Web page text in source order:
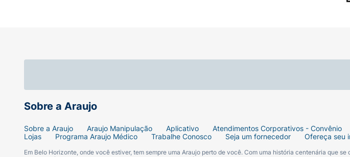
Sobre a Araujo
Sobre a Araujo Araujo Manipulação Aplicativo Atendimentos Corporativos - Convênio
Lojas
Programa Araujo Médico Trabalhe Conosco Seja um fornecedor Ofereça seu
Em Belo Horizonte, onde você estiver, tem sempre uma Araujo perto de você. Com uma história centenária que